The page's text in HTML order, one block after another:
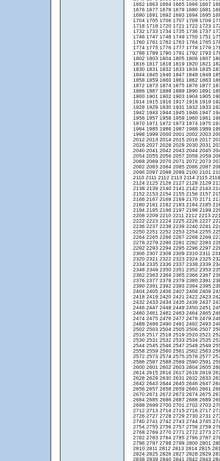
1662 1663 1664 1665 1666 1667
1676 1677 1678 1679 1680 1681
1690 1691 1692 1693 1694 1695
1704 1705 1706 1707 1708 1709
1718 1719 1720 1721 1722 1723
1732 1733 1734 1735 1736 1737
1746 1747 1748 1749 1750 1751
1760 1761 1762 1763 1764 1765
1774 1775 1776 1777 1778 1779
1788 1789 1790 1791 1792 1793
1802 1803 1804 1805 1806 1807
1816 1817 1818 1819 1820 1821
1830 1831 1832 1833 1834 1835
1844 1845 1846 1847 1848 1849
1858 1859 1860 1861 1862 1863
1872 1873 1874 1875 1876 1877
1886 1887 1888 1889 1890 1891
1900 1901 1902 1903 1904 1905
1914 1915 1916 1917 1918 1919
1928 1929 1930 1931 1932 1933
1942 1943 1944 1945 1946 1947
1956 1957 1958 1959 1960 1961
1970 1971 1972 1973 1974 1975
1984 1985 1986 1987 1988 1989
1998 1999 2000 2001 2002 2003
2012 2013 2014 2015 2016 2017
2026 2027 2028 2029 2030 2031
2040 2041 2042 2043 2044 2045
2054 2055 2056 2057 2058 2059
2068 2069 2070 2071 2072 2073
2082 2083 2084 2085 2086 2087
2096 2097 2098 2099 2100 2101
2110 2111 2112 2113 2114 2115
2124 2125 2126 2127 2128 2129
2138 2139 2140 2141 2142 2143
2152 2153 2154 2155 2156 2157
2166 2167 2168 2169 2170 2171
2180 2181 2182 2183 2184 2185
2194 2195 2196 2197 2198 2199
2208 2209 2210 2211 2212 2213
2222 2223 2224 2225 2226 2227
2236 2237 2238 2239 2240 2241
2250 2251 2252 2253 2254 2255
2264 2265 2266 2267 2268 2269
2278 2279 2280 2281 2282 2283
2292 2293 2294 2295 2296 2297
2306 2307 2308 2309 2310 2311
2320 2321 2322 2323 2324 2325
2334 2335 2336 2337 2338 2339
2348 2349 2350 2351 2352 2353
2362 2363 2364 2365 2366 2367
2376 2377 2378 2379 2380 2381
2390 2391 2392 2393 2394 2395
2404 2405 2406 2407 2408 2409
2418 2419 2420 2421 2422 2423
2432 2433 2434 2435 2436 2437
2446 2447 2448 2449 2450 2451
2460 2461 2462 2463 2464 2465
2474 2475 2476 2477 2478 2479
2488 2489 2490 2491 2492 2493
2502 2503 2504 2505 2506 2507
2516 2517 2518 2519 2520 2521
2530 2531 2532 2533 2534 2535
2544 2545 2546 2547 2548 2549
2558 2559 2560 2561 2562 2563
2572 2573 2574 2575 2576 2577
2586 2587 2588 2589 2590 2591
2600 2601 2602 2603 2604 2605
2614 2615 2616 2617 2618 2619
2628 2629 2630 2631 2632 2633
2642 2643 2644 2645 2646 2647
2656 2657 2658 2659 2660 2661
2670 2671 2672 2673 2674 2675
2684 2685 2686 2687 2688 2689
2698 2699 2700 2701 2702 2703
2712 2713 2714 2715 2716 2717
2726 2727 2728 2729 2730 2731
2740 2741 2742 2743 2744 2745
2754 2755 2756 2757 2758 2759
2768 2769 2770 2771 2772 2773
2782 2783 2784 2785 2786 2787
2796 2797 2798 2799 2800 2801
2810 2811 2812 2813 2814 2815
2824 2825 2826 2827 2828 2829
2838 2839 2840 2841 2842 2843